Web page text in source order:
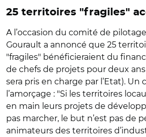
25 territoires "fragiles"
A l’occasion du comité de
Gourault a annoncé que 25
"fragiles" bénéficieraient du
de chefs de projets pour deux
sera pris en charge par l’Etat). Un
l’amorçage : "Si les territoires
en main leurs projets de
pas marcher, le but n’est pas de
animateurs des territoires